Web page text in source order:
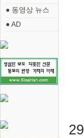
● 동영상 뉴스
● AD
29